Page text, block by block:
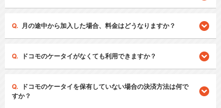
月の途中から加入した場合、料金はどうなりますか？
ドコモのケータイがなくても利用できますか？
ドコモのケータイを保有していない場合の決済方法は何で
すか？